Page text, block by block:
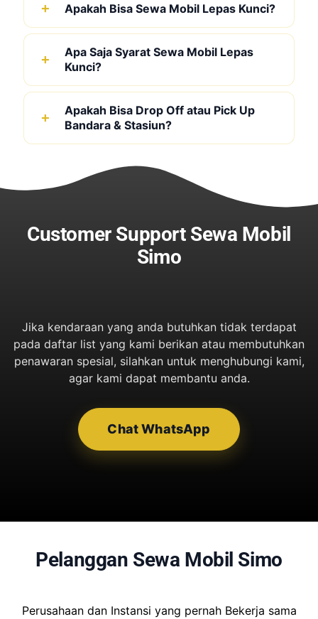
Apakah Bisa Sewa Mobil Lepas Kunci?
Apa Saja Syarat Sewa Mobil Lepas
Kunci?
Apakah Bisa Drop Off atau Pick Up
Bandara & Stasiun?
Customer Support Sewa Mobil
Simo
Jika kendaraan yang anda butuhkan tidak terdapat
pada daftar list yang kami berikan atau membutuhkan
penawaran spesial, silahkan untuk menghubungi kami,
agar kami dapat membantu anda.
Chat WhatsApp
Pelanggan Sewa Mobil Simo
Perusahaan dan Instansi yang pernah Bekerja sama